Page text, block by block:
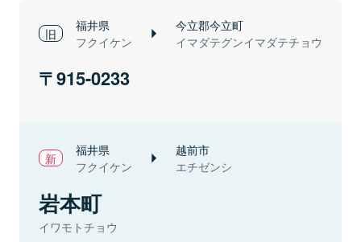
福井県
フクイケン
今立郡今立町
イマダテグンイマダテチョウ
915-0233
福井県
フクイケン
越前市
エチゼンシ
岩本町
イワモトチョウ